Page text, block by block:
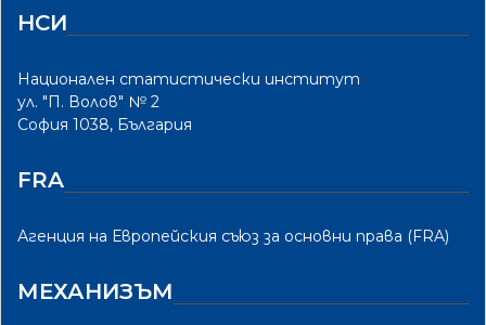
НСИ
Национален статистически институт
ул. "П. Волов" № 2
София 1038, България
FRA
Агенция на Европейския съюз за основни права (FRA)
МЕХАНИЗЪМ